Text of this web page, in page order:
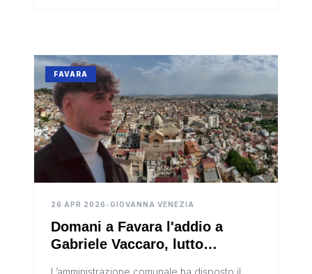
FAVARA
26 APR 2026 •GIOVANNA VENEZIA
Domani a Favara l'addio a
Gabriele Vaccaro, lutto
L’amministrazione comunale ha disposto il